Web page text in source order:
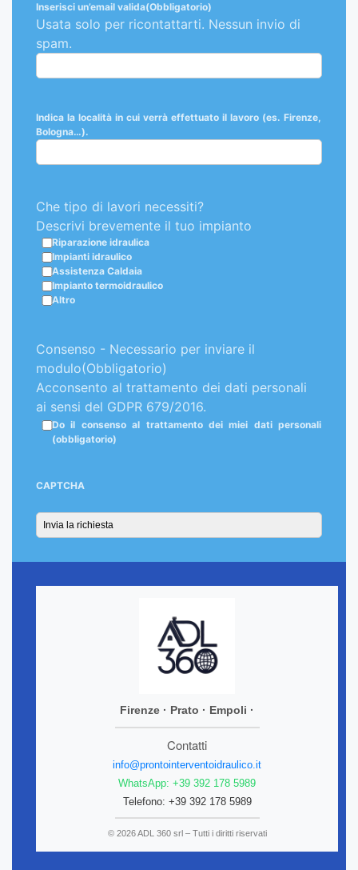
Inserisci un’email valida(Obbligatorio)
Usata solo per ricontattarti. Nessun invio di
spam.
Località
Indica la località in cui verrà effettuato il lavoro (es. Firenze,
Bologna…).
Che tipo di lavori necessiti?
Descrivi brevemente il tuo impianto
Riparazione idraulica
Impianti idraulico
Assistenza Caldaia
Impianto termoidraulico
Altro
Consenso - Necessario per inviare il
modulo(Obbligatorio)
Acconsento al trattamento dei dati personali
ai sensi del GDPR 679/2016.
Do il consenso al trattamento dei miei dati personali
(obbligatorio)
CAPTCHA
Firenze · Prato · Empoli ·
Contatti
info@prontointerventoidraulico.it
WhatsApp: +39 392 178 5989
Telefono: +39 392 178 5989
© 2026 ADL 360 srl – Tutti i diritti riservati